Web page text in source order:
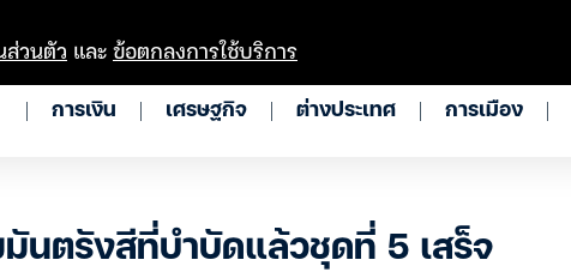
การเงิน เศรษฐกิจ ต่างประเทศ การเมือง
นตรังสีที่บำบัดแล้วชุดที่ 5 เสร็จ
ส่วนตัว และข้อตกลงการใช้บริการ